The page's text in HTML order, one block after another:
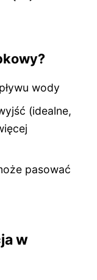
wody
(idealne,
pasować
w